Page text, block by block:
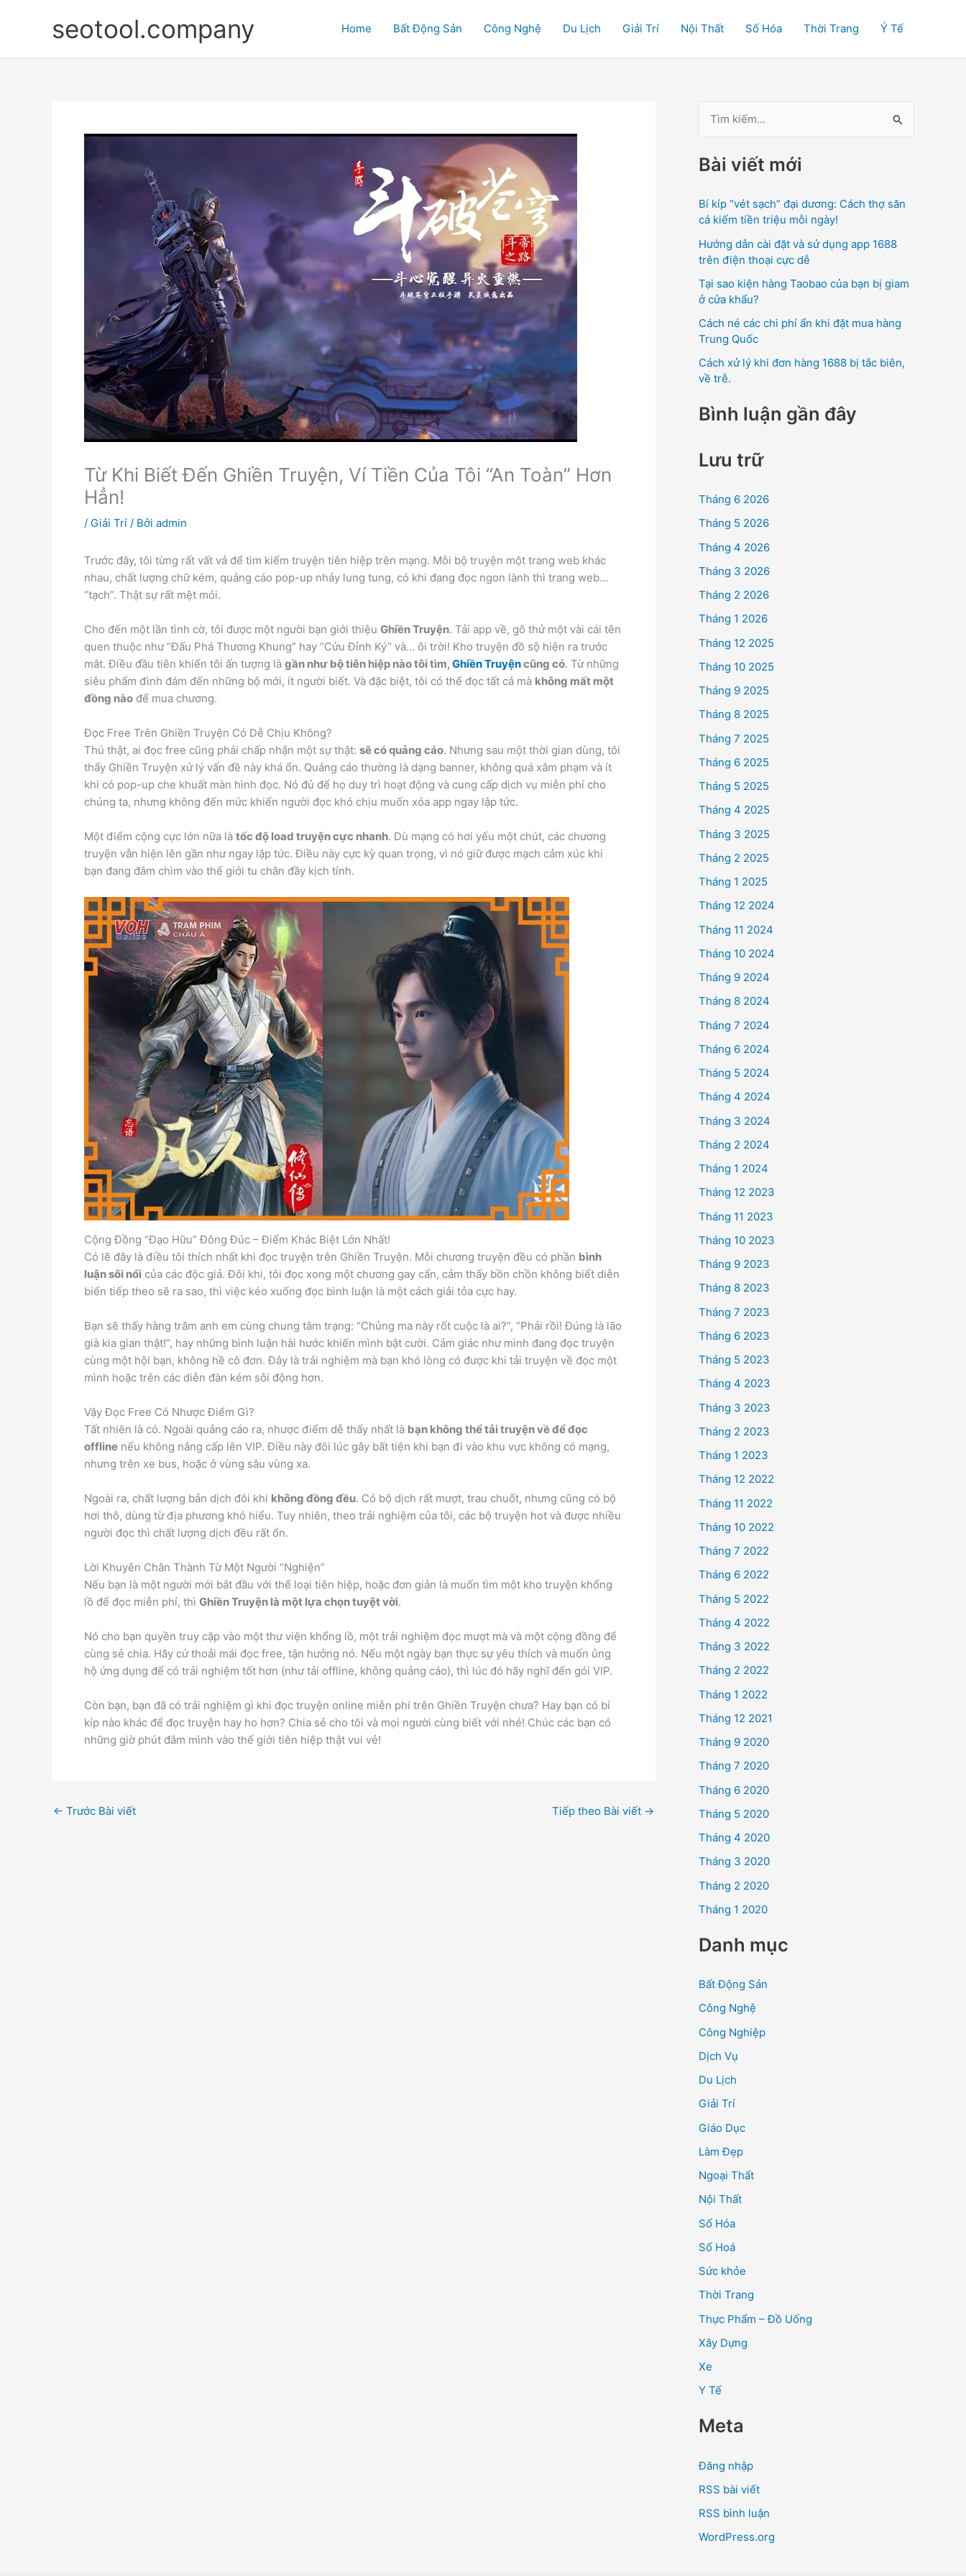
dung
seotool.company Home Bất Động Sản Công Nghệ Du Lịch Giải Trí Nội Thất Số Hóa Thời Trang Ý Tế
Từ Khi Biết Đến Ghiền Truyện, Ví Tiền Của Tôi “An Toàn” Hơn
Hẳn!
/ Giải Trí / Bởi admin
Trước đây, tôi từng rất vất vả để tìm kiếm truyện tiên hiệp trên mạng. Mỗi bộ truyện một trang web khác
nhau, chất lượng chữ kém, quảng cáo pop-up nhảy lung tung, có khi đang đọc ngon lành thì trang web…
“tạch”. Thật sự rất mệt mỏi.
Cho đến một lần tình cờ, tôi được một người bạn giới thiệu Ghiền Truyện. Tải app về, gõ thử một vài cái tên
quen thuộc như “Đấu Phá Thương Khung” hay “Cửu Đỉnh Ký” và… ôi trời! Kho truyện đồ sộ hiện ra trước
mắt. Điều đầu tiên khiến tôi ấn tượng là gần như bộ tiên hiệp nào tôi tìm,Ghiền Truyệncũng có. Từ những
siêu phẩm đình đám đến những bộ mới, ít người biết. Và đặc biệt, tôi có thể đọc tất cả mà không mất một
đồng nào để mua chương.
Đọc Free Trên Ghiền Truyện Có Dễ Chịu Không?
Thú thật, ai đọc free cũng phải chấp nhận một sự thật: sẽ có quảng cáo. Nhưng sau một thời gian dùng, tôi
thấy Ghiền Truyện xử lý vấn đề này khá ổn. Quảng cáo thường là dạng banner, không quá xâm phạm và ít
khi có pop-up che khuất màn hình đọc. Nó đủ để họ duy trì hoạt động và cung cấp dịch vụ miễn phí cho
chúng ta, nhưng không đến mức khiến người đọc khó chịu muốn xóa app ngay lập tức.
Một điểm cộng cực lớn nữa là tốc độ load truyện cực nhanh. Dù mạng có hơi yếu một chút, các chương
truyện vẫn hiện lên gần như ngay lập tức. Điều này cực kỳ quan trọng, vì nó giữ được mạch cảm xúc khi
bạn đang đắm chìm vào thế giới tu chân đầy kịch tính.
Cộng Đồng “Đạo Hữu” Đông Đúc – Điểm Khác Biệt Lớn Nhất!
Có lẽ đây là điều tôi thích nhất khi đọc truyện trên Ghiền Truyện. Mỗi chương truyện đều có phần bình
luận sôi nổi của các độc giả. Đôi khi, tôi đọc xong một chương gay cấn, cảm thấy bồn chồn không biết diễn
biến tiếp theo sẽ ra sao, thì việc kéo xuống đọc bình luận là một cách giải tỏa cực hay.
Bạn sẽ thấy hàng trăm anh em cùng chung tâm trạng: “Chủng ma này rốt cuộc là ai?”, “Phải rồi! Đúng là lão
già kia gian thật!”, hay những bình luận hài hước khiến mình bật cười. Cảm giác như mình đang đọc truyện
cùng một hội bạn, không hề cô đơn. Đây là trải nghiệm mà bạn khó lòng có được khi tải truyện về đọc một
mình hoặc trên các diễn đàn kém sôi động hơn.
Vậy Đọc Free Có Nhược Điểm Gì?
Tất nhiên là có. Ngoài quảng cáo ra, nhược điểm dễ thấy nhất là bạn không thể tải truyện về để đọc
offline nếu không nâng cấp lên VIP. Điều này đôi lúc gây bất tiện khi bạn đi vào khu vực không có mạng,
nhưng trên xe bus, hoặc ở vùng sâu vùng xa.
Ngoài ra, chất lượng bản dịch đôi khi không đồng đều. Có bộ dịch rất mượt, trau chuốt, nhưng cũng có bộ
hơi thô, dùng từ địa phương khó hiểu. Tuy nhiên, theo trải nghiệm của tôi, các bộ truyện hot và được nhiều
người đọc thì chất lượng dịch đều rất ổn.
Lời Khuyên Chân Thành Từ Một Người “Nghiện”
Nếu bạn là một người mới bắt đầu với thể loại tiên hiệp, hoặc đơn giản là muốn tìm một kho truyện khổng
lồ để đọc miễn phí, thì Ghiền Truyện là một lựa chọn tuyệt vời.
Nó cho bạn quyền truy cập vào một thư viện khổng lồ, một trải nghiệm đọc mượt mà và một cộng đồng để
cùng sẻ chia. Hãy cứ thoải mái đọc free, tận hưởng nó. Nếu một ngày bạn thực sự yêu thích và muốn ủng
hộ ứng dụng để có trải nghiệm tốt hơn (như tải offline, không quảng cáo), thì lúc đó hãy nghĩ đến gói VIP.
Còn bạn, bạn đã có trải nghiệm gì khi đọc truyện online miễn phí trên Ghiền Truyện chưa? Hay bạn có bí
kíp nào khác để đọc truyện hay ho hơn? Chia sẻ cho tôi và mọi người cùng biết với nhé! Chúc các bạn có
những giờ phút đắm mình vào thế giới tiên hiệp thật vui vẻ!
← Trước Bài viết Tiếp theo Bài viết →
m
i
m
Bài viết mới
Bí kíp “vét sạch” đại dương: Cách thợ săn
cá kiếm tiền triệu mỗi ngày!
Hướng dẫn cài đặt và sử dụng app 1688
trên điện thoại cực dễ
Tại sao kiện hàng Taobao của bạn bị giam
ở cửa khẩu?
Cách né các chi phí ẩn khi đặt mua hàng
Trung Quốc
Cách xử lý khi đơn hàng 1688 bị tắc biên,
về trễ.
Bình luận gần đây
Lưu trữ
Tháng 6 2026
Tháng 5 2026
Tháng 4 2026
Tháng 3 2026
Tháng 2 2026
Tháng 1 2026
Tháng 12 2025
Tháng 10 2025
Tháng 9 2025
Tháng 8 2025
Tháng 7 2025
Tháng 6 2025
Tháng 5 2025
Tháng 4 2025
Tháng 3 2025
Tháng 2 2025
Tháng 1 2025
Tháng 12 2024
Tháng 11 2024
Tháng 10 2024
Tháng 9 2024
Tháng 8 2024
Tháng 7 2024
Tháng 6 2024
Tháng 5 2024
Tháng 4 2024
Tháng 3 2024
Tháng 2 2024
Tháng 1 2024
Tháng 12 2023
Tháng 11 2023
Tháng 10 2023
Tháng 9 2023
Tháng 8 2023
Tháng 7 2023
Tháng 6 2023
Tháng 5 2023
Tháng 4 2023
Tháng 3 2023
Tháng 2 2023
Tháng 1 2023
Tháng 12 2022
Tháng 11 2022
Tháng 10 2022
Tháng 7 2022
Tháng 6 2022
Tháng 5 2022
Tháng 4 2022
Tháng 3 2022
Tháng 2 2022
Tháng 1 2022
Tháng 12 2021
Tháng 9 2020
Tháng 7 2020
Tháng 6 2020
Tháng 5 2020
Tháng 4 2020
Tháng 3 2020
Tháng 2 2020
Tháng 1 2020
Danh mục
Bất Động Sản
Công Nghệ
Công Nghiệp
Dịch Vụ
Du Lịch
Giải Trí
Giáo Dục
Làm Đẹp
Ngoại Thất
Nội Thất
Số Hóa
Số Hoá
Sức khỏe
Thời Trang
Thực Phẩm – Đồ Uống
Xây Dựng
Xe
Y Tế
Meta
Đăng nhập
RSS bài viết
RSS bình luận
WordPress.org